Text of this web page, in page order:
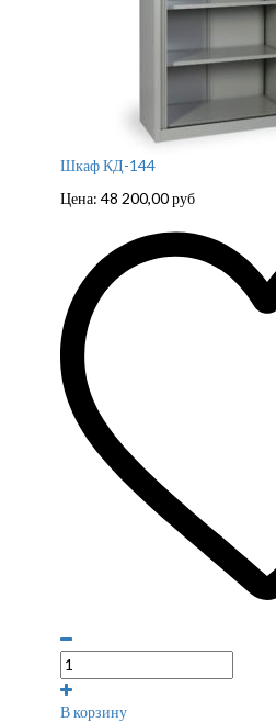
Шкаф КД-144
Цена: 48 200,00руб
В корзину